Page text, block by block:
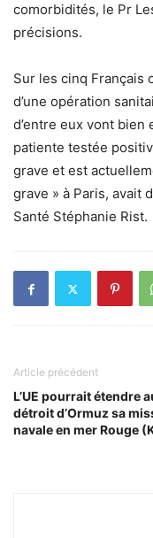
comorbidités, le Pr
précisions.
Sur les cinq Français
d’une opération
d’entre eux vont bien
patiente testée
grave et est
grave » à Paris, avait
Santé Stéphanie Rist.
Article précédent
L’UE pourrait étendre
détroit d’Ormuz sa
navale en mer Rouge